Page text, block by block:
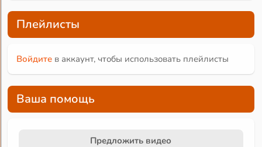
Плейлисты
Войдите в аккаунт, чтобы использовать плейлисты
Ваша помощь
Предложить видео